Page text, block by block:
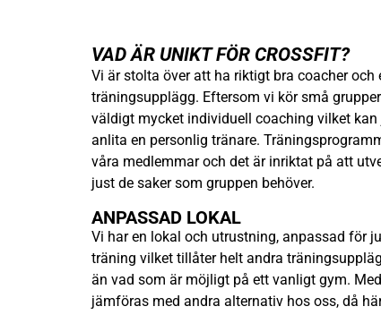
VAD ÄR UNIKT FÖR CROSSFIT?
Vi är stolta över att ha riktigt bra coacher och
träningsupplägg. Eftersom vi kör små
väldigt mycket individuell coaching vilket
anlita en personlig tränare.
våra medlemmar och det är inriktat på att
just de saker som gruppen behöver.
ANPASSAD LOKAL
Vi har en lokal och utrustning, anpassad för
träning vilket tillåter helt andra
än vad som är möjligt på ett vanligt gym.
jämföras med andra alternativ hos oss, då